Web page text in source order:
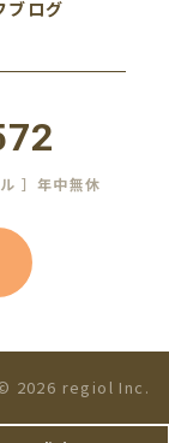
ブログ
］年中無休
2026 regiol Inc.